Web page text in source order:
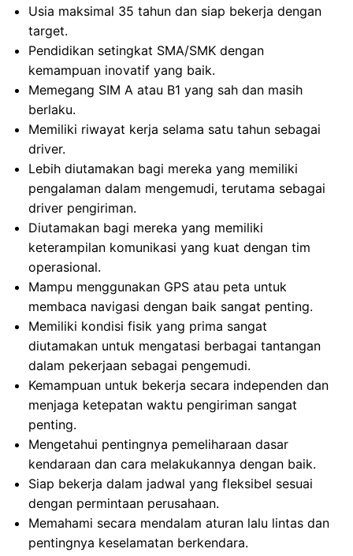
Usia maksimal 35 tahun dan siap bekerja dengan
target.
Pendidikan setingkat SMA/SMK dengan
kemampuan inovatif yang baik.
Memegang SIM A atau B1 yang sah dan masih
berlaku.
Memiliki riwayat kerja selama satu tahun sebagai
driver.
Lebih diutamakan bagi mereka yang memiliki
pengalaman dalam mengemudi, terutama sebagai
driver pengiriman.
Diutamakan bagi mereka yang memiliki
keterampilan komunikasi yang kuat dengan tim
operasional.
Mampu menggunakan GPS atau peta untuk
membaca navigasi dengan baik sangat penting.
Memiliki kondisi fisik yang prima sangat
diutamakan untuk mengatasi berbagai tantangan
dalam pekerjaan sebagai pengemudi.
Kemampuan untuk bekerja secara independen dan
menjaga ketepatan waktu pengiriman sangat
penting.
Mengetahui pentingnya pemeliharaan dasar
kendaraan dan cara melakukannya dengan baik.
Siap bekerja dalam jadwal yang fleksibel sesuai
dengan permintaan perusahaan.
Memahami secara mendalam aturan lalu lintas dan
pentingnya keselamatan berkendara.